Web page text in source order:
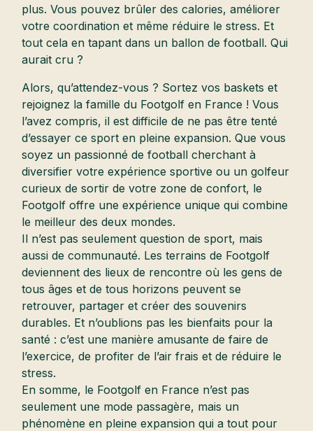
plus. Vous pouvez brûler des calories, améliorer
votre coordination et même réduire le stress. Et
tout cela en tapant dans un ballon de football. Qui
aurait cru ?
Alors, qu’attendez-vous ? Sortez vos baskets et
rejoignez la famille du Footgolf en France ! Vous
l’avez compris, il est difficile de ne pas être tenté
d’essayer ce sport en pleine expansion. Que vous
soyez un passionné de football cherchant à
diversifier votre expérience sportive ou un golfeur
curieux de sortir de votre zone de confort, le
Footgolf offre une expérience unique qui combine
le meilleur des deux mondes.
Il n’est pas seulement question de sport, mais
aussi de communauté. Les terrains de Footgolf
deviennent des lieux de rencontre où les gens de
tous âges et de tous horizons peuvent se
retrouver, partager et créer des souvenirs
durables. Et n’oublions pas les bienfaits pour la
santé : c’est une manière amusante de faire de
l’exercice, de profiter de l’air frais et de réduire le
stress.
En somme, le Footgolf en France n’est pas
seulement une mode passagère, mais un
phénomène en pleine expansion qui a tout pour